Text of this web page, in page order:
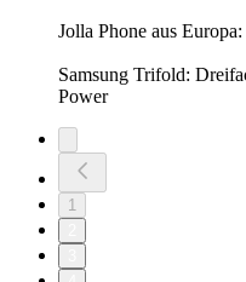
Jolla Phone aus
Samsung Trifold:
Power
1